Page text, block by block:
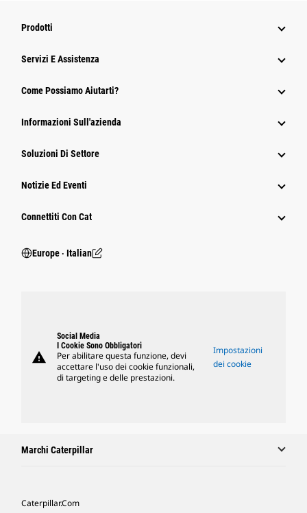
Prodotti
Servizi E Assistenza
Come Possiamo Aiutarti?
Informazioni Sull'azienda
Soluzioni Di Settore
Notizie Ed Eventi
Connettiti Con Cat
Europe ‧ Italian
warning
Social Media
I Cookie Sono Obbligatori
Per abilitare questa funzione, devi
accettare l'uso dei cookie funzionali,
di targeting e delle prestazioni.
Impostazioni
dei cookie
Marchi Caterpillar
Caterpillar.com